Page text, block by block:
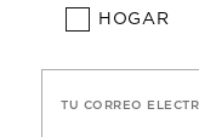
HOGAR
TU CORREO